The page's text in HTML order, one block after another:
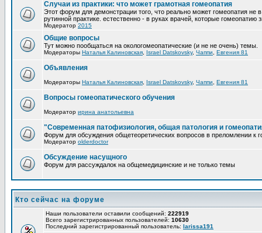
Случаи из практики: что может грамотная гомеопатия
Этот форум для демонстрации того, что реально может гомеопатия не
рутинной практике. естественно - в руках врачей, которые гомеопатию
Модератор 2015
Общие вопросы
Тут можно пообщаться на окологомеопатические (и не не очень) темы.
Модераторы Наталья Калиновская Israel Datskovsky, Чаппи Евгения 81
Объявления
Модераторы Наталья Калиновская Israel Datskovsky, Чаппи Евгения 81
Вопросы гомеопатического обучения
Модератор ирина анатольевна
"Современная патофизиология, общая патология и
Форум для обсуждения общетеоретических вопросов в преломлении к
Модератор olderdoctor
Обсуждение насущного
Форум для рассуждалок на общемедицинские и не только темы
Кто сейчас на форуме
Наши пользователи оставили сообщений: 222919
Всего зарегистрированных пользователей: 10630
Последний зарегистрированный пользователь: larissa191